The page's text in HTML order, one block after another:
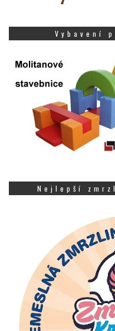
Vybavení
Nejlepší